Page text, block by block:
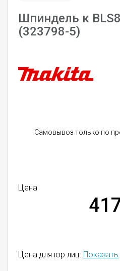
Шпиндель к
(323798-5)
Самовывоз только по
Цена
Цена для юр.лиц: Показать